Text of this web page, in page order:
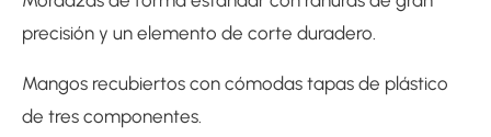
precisión y un elemento de corte duradero.
Mangos recubiertos con cómodas tapas de plástico
de tres componentes.